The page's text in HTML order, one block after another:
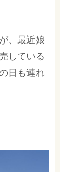
、最近娘
している
日も連れ